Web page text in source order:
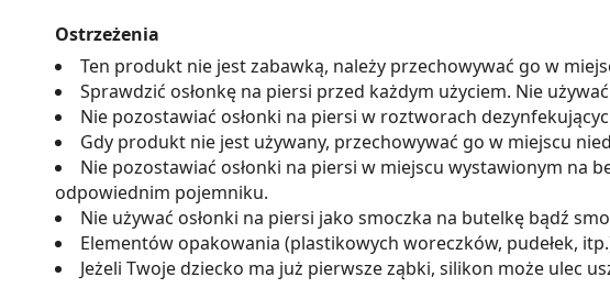
Ostrzeżenia
Ten produkt nie jest zabawką, należy przechowywać go w
Sprawdzić osłonkę na piersi przed każdym użyciem. Nie
Nie pozostawiać osłonki na piersi w roztworach
Gdy produkt nie jest używany, przechowywać go w miejscu
Nie pozostawiać osłonki na piersi w miejscu wystawionym na
odpowiednim pojemniku.
Nie używać osłonki na piersi jako smoczka na butelkę bądź
Elementów opakowania (plastikowych woreczków, pudełek,
Jeżeli Twoje dziecko ma już pierwsze ząbki, silikon może ulec